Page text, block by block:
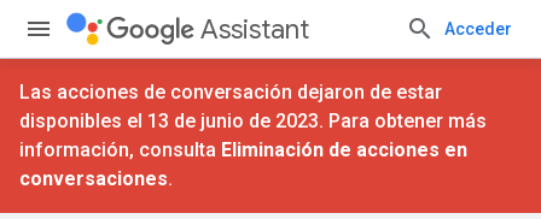
Assistant Acceder
Las acciones de conversación dejaron de estar
disponibles el 13 de junio de 2023. Para obtener más
información, consulta Eliminación de acciones en
conversaciones.